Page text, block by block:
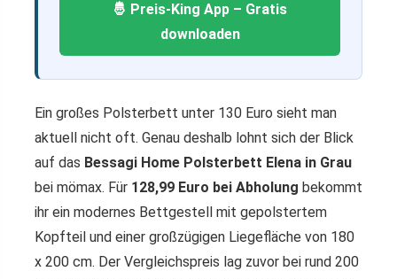
🤴 Preis-King App – Gratis
downloaden
Ein großes Polsterbett unter 130 Euro sieht man
aktuell nicht oft. Genau deshalb lohnt sich der Blick
auf das Bessagi Home Polsterbett Elena in Grau
bei mömax. Für 128,99 Euro bei Abholung bekommt
ihr ein modernes Bettgestell mit gepolstertem
Kopfteil und einer großzügigen Liegefläche von 180
x 200 cm. Der Vergleichspreis lag zuvor bei rund 200